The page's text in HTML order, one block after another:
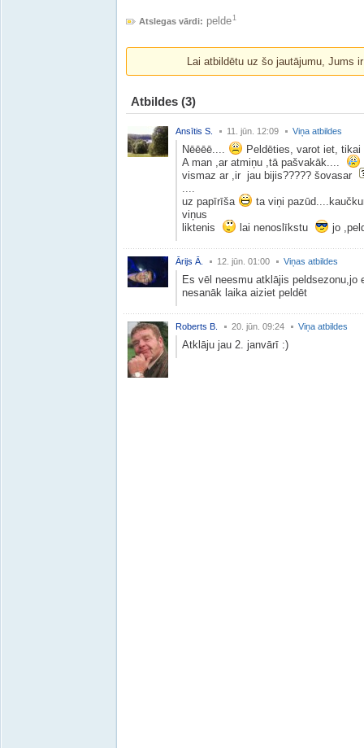
Atslegas vārdi: pelde1
Lai atbildētu uz šo jautājumu, Jums
Atbildes (3)
Ansītis S. 11. jūn. 12:09 Viņa atbildes
Nēēēē....
Peldēties, varot iet,
A man ,ar atmiņu ,tā pašvakāk....
vismaz ar ,ir jau bijis????? šovasar
....
uz papīrīša
ta viņi
viņus
liktenis
lai nenoslīkstu jo
Ārijs Ā. 12. jūn. 01:00 Viņas atbildes
Es vēl neesmu atklājis
nesanāk laika aiziet peldēt
Roberts B. 20. jūn. 09:24 Viņa atbildes
Atklāju jau 2. janvārī :)